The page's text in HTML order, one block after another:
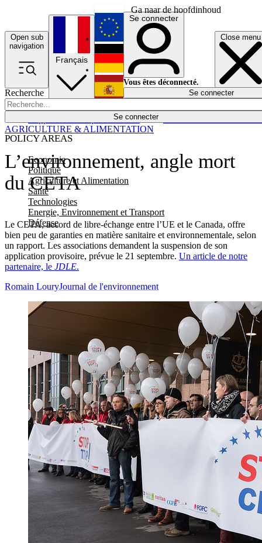
Ga naar de hoofdinhoud
Open sub
navigation
Close menu
Recherche
Se connecter
POLICY AREAS
Economie
Politique
Agriculture et Alimentation
Santé
Technologies
Energie, Environnement et Transport
Défense
Économie
Français
English
Deutsch
Español
Se connecter
Vous êtes déconnecté.
Se connecter
L’environnement, angle mort
du CETA
Le CETA, accord de libre-échange entre l’UE et le Canada, offre
bien peu de garanties en matière sanitaire et environnementale, selon
un rapport. Les associations demandent la suspension de son
application provisoire, prévue le 21 septembre. Un article de notre
partenaire, le JDLE.
AGRICULTURE & ALIMENTATION
Romain LouryJournal de l'environnement